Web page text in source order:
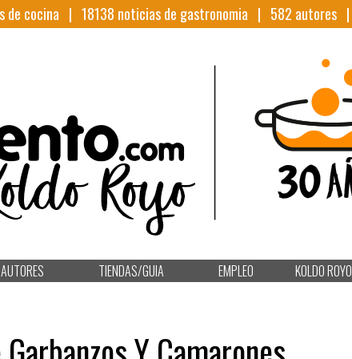
de cocina | 18138 noticias de gastronomia | 582 autores |
AUTORES TIENDAS/GUIA EMPLEO KOLDO ROYO